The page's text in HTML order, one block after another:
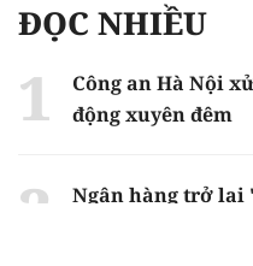
ĐỌC NHIỀU
Công an Hà Nội
động xuyên đêm
Ngân hàng trở